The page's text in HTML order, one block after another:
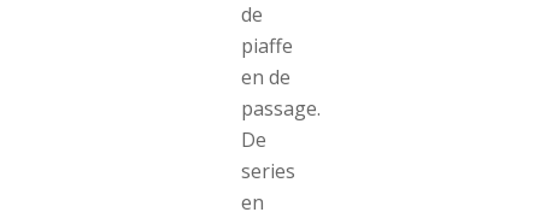
de
piaffe
en de
passage.
De
series
en